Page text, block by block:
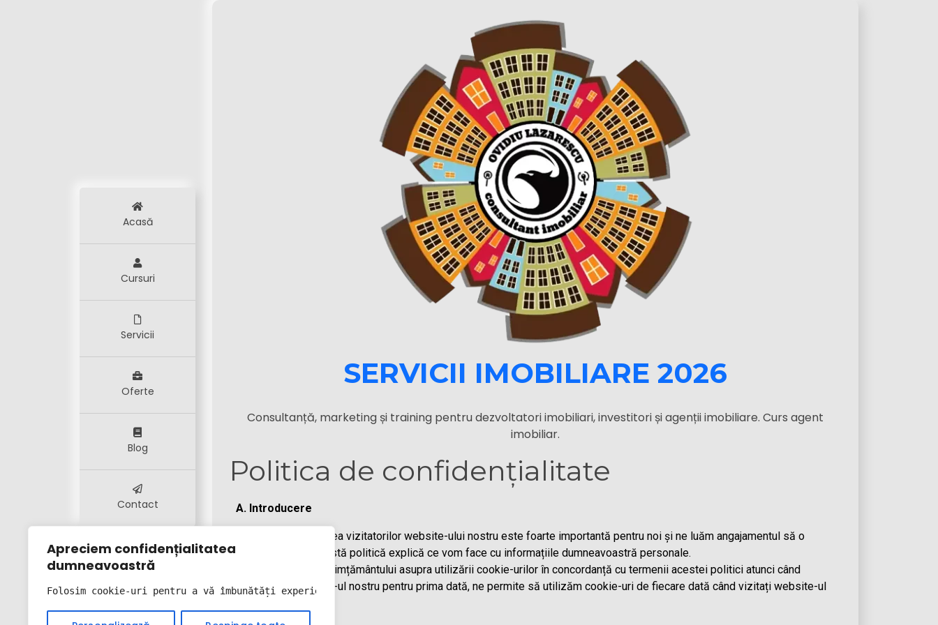
Apreciem confidențialitatea
dumneavoastră
Folosim cookie-uri pentru a vă îmbunătăți experiența de navigare, pentru a vă oferi reclame sau conținut personalizat și pentru a ne analiza traficul.
Acasă
Cursuri
Servicii
Oferte
Blog
Contact
SERVICII IMOBILIARE 2026
Consultanță, marketing și training pentru dezvoltatori imobiliari, investitori și agenții imobiliare. Curs agent
imobiliar.
Politica de confidențialitate
A. Introducere
Confidențialitatea vizitatorilor website-ului nostru este foarte importantă pentru noi și ne luăm angajamentul să o
protejăm. Această politică explică ce vom face cu informațiile dumneavoastră personale.
Acordarea consimțământului asupra utilizării cookie-urilor în concordanță cu termenii acestei politici atunci când
vizitați website-ul nostru pentru prima dată, ne permite să utilizăm cookie-uri de fiecare dată când vizitați website-ul